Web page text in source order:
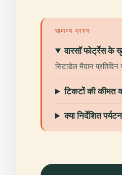
सामान्य प्रश्न
वारसॉ फोर्ट्रेस
सिटाडेल मैदान
टिकटों की कीमत
क्या निर्देशित